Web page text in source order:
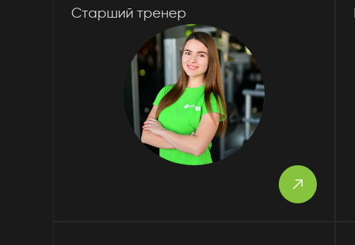
Старший тренер